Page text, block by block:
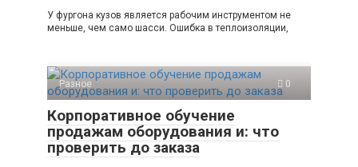
У фургона кузов является рабочим инструментом не
меньше, чем само шасси. Ошибка в теплоизоляции,
Разное 0
Корпоративное обучение
продажам оборудования и: что
проверить до заказа